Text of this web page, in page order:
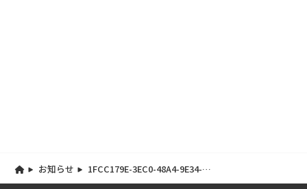
お知らせ
1FCC179E-3EC0-48A4-9E34-
C446BFC97E22